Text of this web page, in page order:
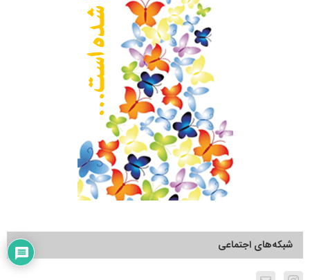
شبکه‌های اجتماعی